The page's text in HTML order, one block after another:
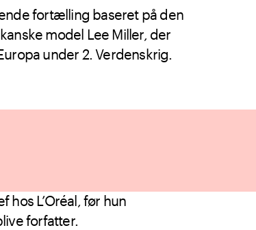
fortælling baseret på den
model Lee Miller, der
under 2. Verdenskrig.
L’Oréal, før hun
forfatter.